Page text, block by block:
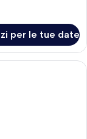
per le tue date